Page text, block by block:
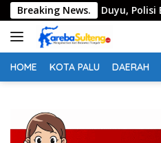
Langsung
ke
konten
Breaking News.
di Duyu, Polisi Buru AK
HOME KOTA PALU DAERAH